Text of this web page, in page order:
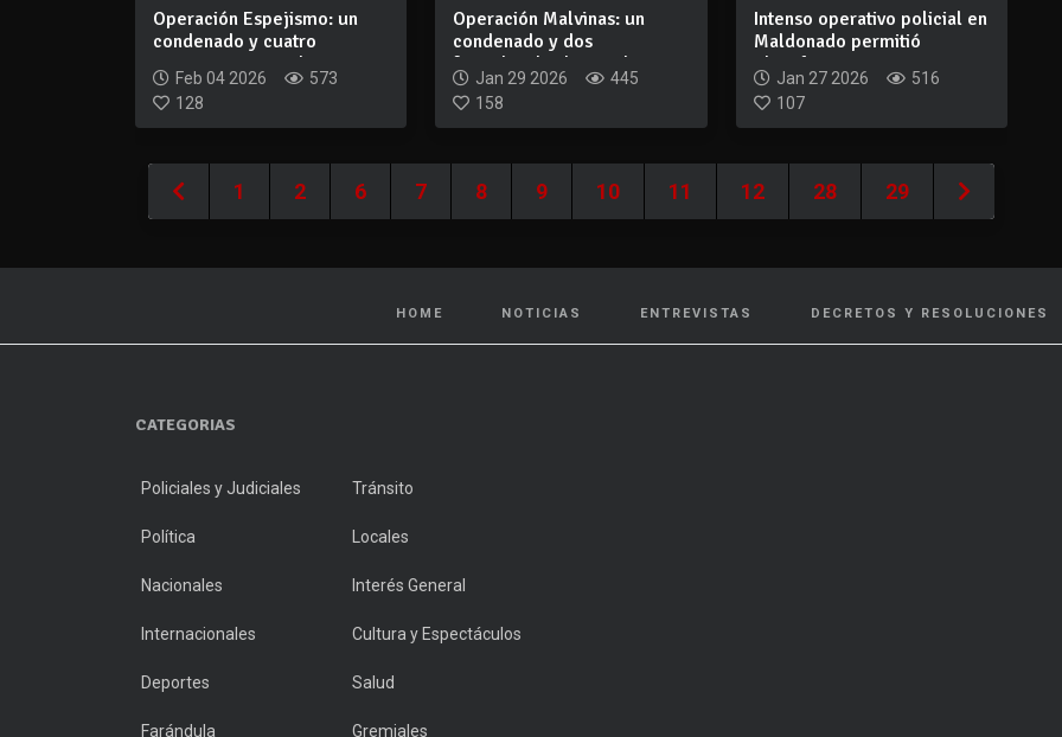
Operación Espejismo: un
condenado y cuatro
personas con medi...
Feb 04 2026
573
128
Operación Malvinas: un
condenado y dos
formalizados luego de...
Jan 29 2026
445
158
Intenso operativo policial en
Maldonado permitió
identificar...
Jan 27 2026
516
107
1 2 6 7 8 9 10 11 12 28 29
HOME NOTICIAS ENTREVISTAS DECRETOS Y RESOLUCIONES
CATEGORIAS
Policiales y Judiciales Tránsito
Política Locales
Nacionales Interés General
Internacionales Cultura y Espectáculos
Deportes Salud
Farándula Gremiales